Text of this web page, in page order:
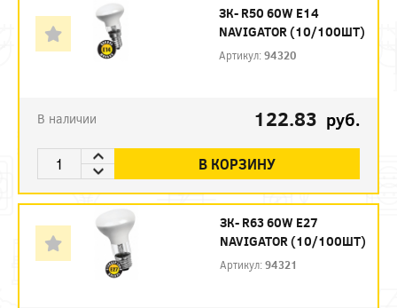
ЗК- R50 60W E14
NAVIGATOR (10/100ШТ)
Артикул:94320
В наличии 122.83 руб.
В КОРЗИНУ
ЗК- R63 60W E27
NAVIGATOR (10/100ШТ)
Артикул:94321